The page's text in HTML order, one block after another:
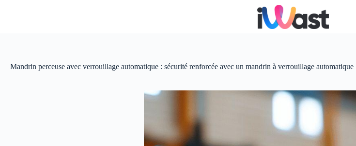
Mandrin perceuse avec verrouillage automatique : sécurité renforcée avec un mandrin à verrouillage automatique